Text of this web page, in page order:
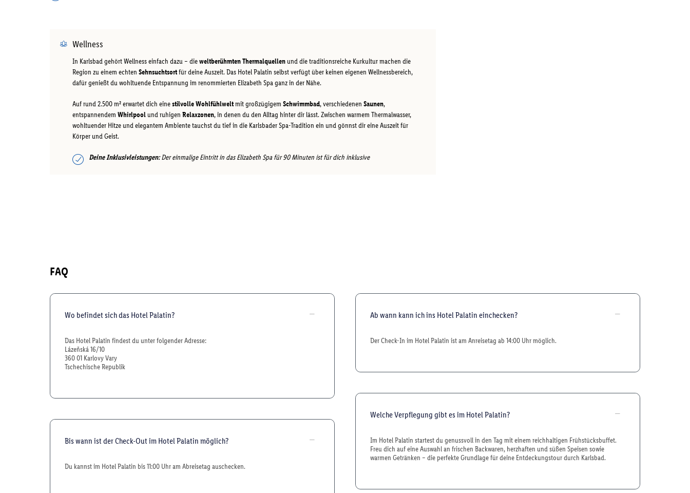
Wellness
In Karlsbad gehört Wellness einfach dazu – dieweltberühmten Thermalquellen und die traditionsreiche Kurkultur machen die
Region zu einem echten Sehnsuchtsortfür deine Auszeit. Das Hotel Palatin selbst verfügt über keinen eigenen Wellnessbereich,
dafür genießt du wohltuende Entspannung im renommierten Elizabeth Spa ganz in der Nähe.
Auf rund 2.500 m² erwartet dich einestilvolle Wohlfühlweltmit großzügigem Schwimmbad, verschiedenen Saunen,
entspannendem Whirlpool und ruhigen Relaxzonen, in denen du den Alltag hinter dir lässt. Zwischen warmem Thermalwasser,
wohltuender Hitze und elegantem Ambiente tauchst du tief in die Karlsbader Spa-Tradition ein und gönnst dir eine Auszeit für
Körper und Geist.
Deine Inklusivleistungen:Der einmalige Eintritt in das Elizabeth Spa für 90 Minuten ist für dich inklusive
FAQ
Wo befindet sich das Hotel Palatin?
Das Hotel Palatin findest du unter folgender Adresse:
Lázeňská 16/10
360 01 Karlovy Vary
Tschechische Republik
Bis wann ist der Check-Out im Hotel Palatin möglich?
Du kannst im Hotel Palatin bis 11:00 Uhr am Abreisetag auschecken.
Ab wann kann ich ins Hotel Palatin einchecken?
Der Check-In im Hotel Palatin ist am Anreisetag ab 14:00 Uhr möglich.
Welche Verpflegung gibt es im Hotel Palatin?
Im Hotel Palatin startest du genussvoll in den Tag mit einem reichhaltigen Frühstücksbuffet.
Freu dich auf eine Auswahl an frischen Backwaren, herzhaften und süßen Speisen sowie
warmen Getränken – die perfekte Grundlage für deine Entdeckungstour durch Karlsbad.